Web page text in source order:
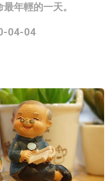
年輕的一天。
04-04